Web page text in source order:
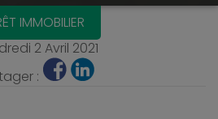
IMMOBILIER
2 Avril 2021
: